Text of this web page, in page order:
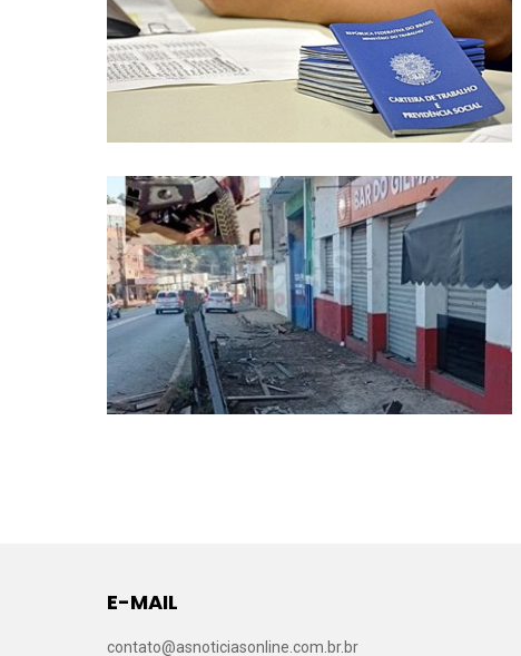
E-MAIL
contato@asnoticiasonline.com.br.br